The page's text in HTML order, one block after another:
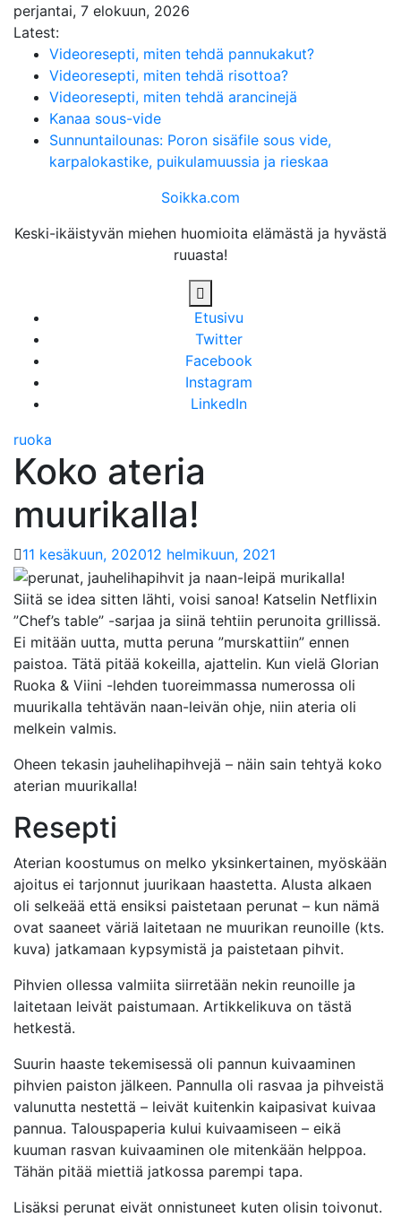
Skip
content
perjantai, 7 elokuun, 2026
Latest:
Videoresepti, miten tehdä pannukakut?
Videoresepti, miten tehdä risottoa?
Videoresepti, miten tehdä arancinejä
Kanaa sous-vide
Sunnuntailounas: Poron sisäfile sous vide,
karpalokastike, puikulamuussia ja rieskaa
Soikka.com
Keski-ikäistyvän miehen huomioita elämästä ja hyvästä
ruuasta!
Etusivu
Twitter
Facebook
Instagram
LinkedIn
ruoka
Koko ateria
muurikalla!
11 kesäkuun, 202012 helmikuun, 2021
Siitä se idea sitten lähti, voisi sanoa! Katselin Netflixin
”Chef’s table” -sarjaa ja siinä tehtiin perunoita grillissä.
Ei mitään uutta, mutta peruna ”murskattiin” ennen
paistoa. Tätä pitää kokeilla, ajattelin. Kun vielä Glorian
Ruoka & Viini -lehden tuoreimmassa numerossa oli
muurikalla tehtävän naan-leivän ohje, niin ateria oli
melkein valmis.
Oheen tekasin jauhelihapihvejä – näin sain tehtyä koko
aterian muurikalla!
Resepti
Aterian koostumus on melko yksinkertainen, myöskään
ajoitus ei tarjonnut juurikaan haastetta. Alusta alkaen
oli selkeää että ensiksi paistetaan perunat – kun nämä
ovat saaneet väriä laitetaan ne muurikan reunoille (kts.
kuva) jatkamaan kypsymistä ja paistetaan pihvit.
Pihvien ollessa valmiita siirretään nekin reunoille ja
laitetaan leivät paistumaan. Artikkelikuva on tästä
hetkestä.
Suurin haaste tekemisessä oli pannun kuivaaminen
pihvien paiston jälkeen. Pannulla oli rasvaa ja pihveistä
valunutta nestettä – leivät kuitenkin kaipasivat kuivaa
pannua. Talouspaperia kului kuivaamiseen – eikä
kuuman rasvan kuivaaminen ole mitenkään helppoa.
Tähän pitää miettiä jatkossa parempi tapa.
Lisäksi perunat eivät onnistuneet kuten olisin toivonut.